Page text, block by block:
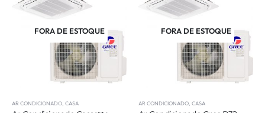
FORA DE ESTOQUE
AR CONDICIONADO CASA
FORA DE ESTOQUE
AR CONDICIONADO CASA